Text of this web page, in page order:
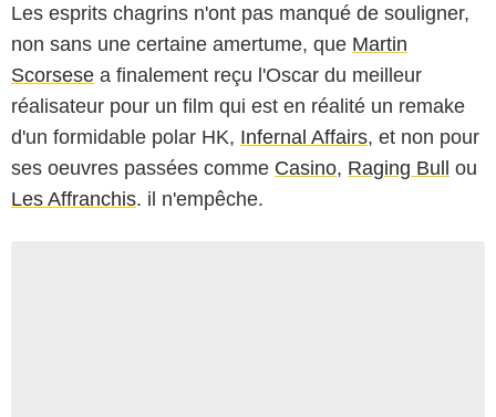
Les esprits chagrins n'ont pas manqué de souligner,
non sans une certaine amertume, que Martin
Scorsese a finalement reçu l'Oscar du meilleur
réalisateur pour un film qui est en réalité un remake
d'un formidable polar HK, Infernal Affairs, et non pour
ses oeuvres passées comme Casino, Raging Bull ou
Les Affranchis. il n'empêche.